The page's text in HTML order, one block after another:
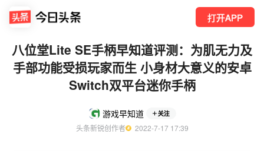
打开APP
八位堂Lite SE手柄早知道评测：为肌无力及
手部功能受损玩家而生 小身材大意义的安卓
Switch双平台迷你手柄
游戏早知道 关注
头条新锐创作者
  2022-7-17 17:39